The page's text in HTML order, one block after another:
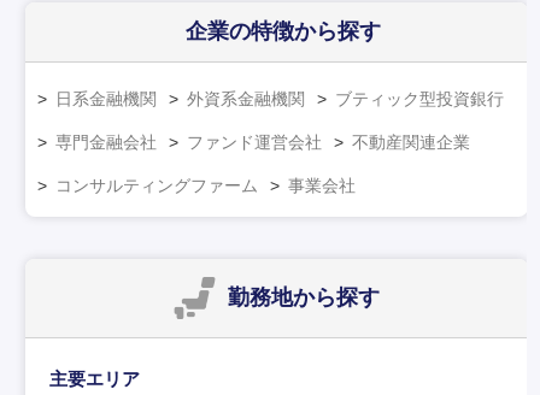
企業の特徴から探す
日系金融機関 外資系金融機関 ブティック型投資銀行
専門金融会社 ファンド運営会社 不動産関連企業
コンサルティングファーム 事業会社
勤務地から探す
主要エリア